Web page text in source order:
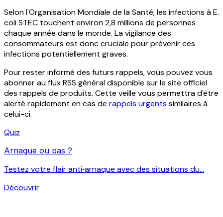
Selon l'Organisation Mondiale de la Santé, les infections à E.
coli STEC touchent environ 2,8 millions de personnes
chaque année dans le monde. La vigilance des
consommateurs est donc cruciale pour prévenir ces
infections potentiellement graves.
Pour rester informé des futurs rappels, vous pouvez vous
abonner au flux RSS général disponible sur le site officiel
des rappels de produits. Cette veille vous permettra d'être
alerté rapidement en cas de rappels urgents similaires à
celui-ci.
Quiz
Arnaque ou pas ?
Testez votre flair anti‑arnaque avec des situations du...
Découvrir